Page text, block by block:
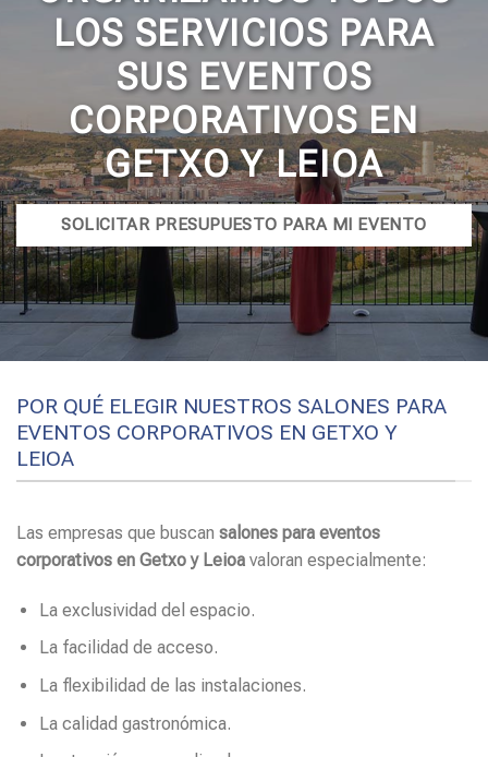
LOS SERVICIOS PARA
SUS EVENTOS
CORPORATIVOS EN
GETXO Y LEIOA
SOLICITAR PRESUPUESTO PARA MI EVENTO
POR QUÉ ELEGIR NUESTROS SALONES PARA
EVENTOS CORPORATIVOS EN GETXO Y
LEIOA
Las empresas que buscan salones para eventos
corporativos en Getxo y Leioa valoran especialmente:
La exclusividad del espacio.
La facilidad de acceso.
La flexibilidad de las instalaciones.
La calidad gastronómica.